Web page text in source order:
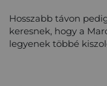
Hosszabb távon
keresnek, hogy a
legyenek többé